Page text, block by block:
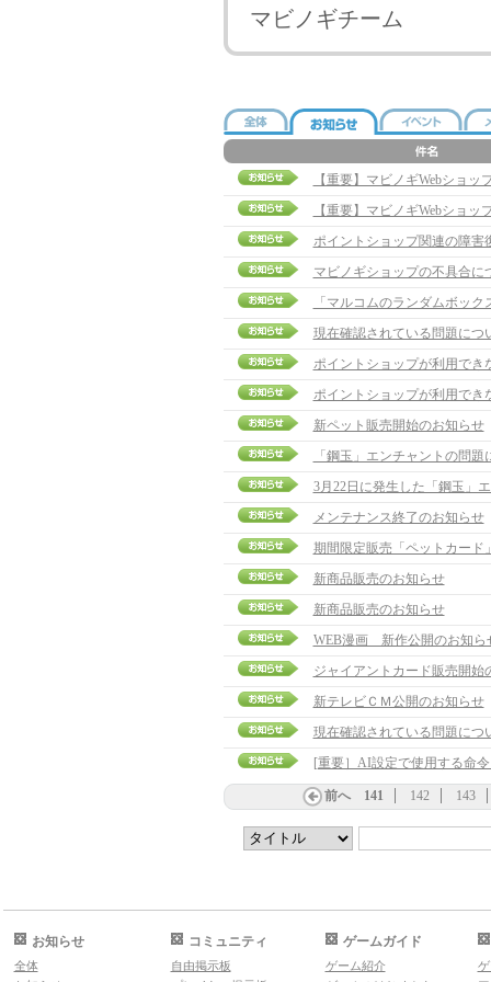
マビノギチーム
【重要】マビノギWebショ
【重要】マビノギWebショ
ポイントショップ関連の障害
マビノギショップの不具合に
「マルコムのランダムボッ
現在確認されている問題につ
ポイントショップが利用でき
ポイントショップが利用でき
新ペット販売開始のお知らせ
「鋼玉」エンチャントの問
3月22日に発生した「鋼玉」
メンテナンス終了のお知らせ
期間限定販売「ペットカード
新商品販売のお知らせ
新商品販売のお知らせ
WEB漫画 新作公開のお知ら
ジャイアントカード販売開始
新テレビＣＭ公開のお知らせ
現在確認されている問題に
[重要］AI設定で使用する命
前へ 141 142 143
お知らせ
全体
コミュニティ
自由掲示板
ゲームガイド
ゲーム紹介